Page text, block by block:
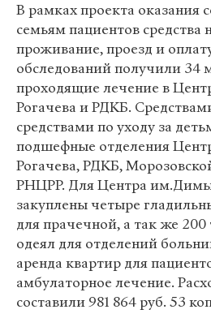
В рамках проекта
семьям пациентов средства
проживание, проезд и
обследований получили
проходящие лечение в
Рогачева и РДКБ.
средствами по уходу за
подшефные отделения
Рогачева, РДКБ,
РНЦРР. Для Центра им.Димы
закуплены четыре
для прачечной, а так же 200
одеял для отделений
аренда квартир для
амбулаторное лечение.
составили 981 864 руб. 53